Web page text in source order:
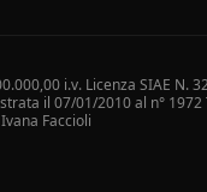
i.v. Licenza SIAE N.
il 07/01/2010 al n° 1972
Faccioli